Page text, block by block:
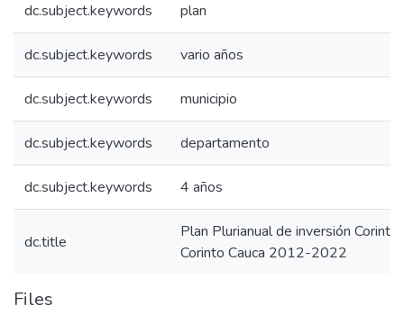
dc.subject.keywords plan
dc.subject.keywords vario años
dc.subject.keywords municipio
dc.subject.keywords departamento
dc.subject.keywords 4 años
dc.title
Plan Plurianual de inversión
Corinto Cauca 2012-2022
Files